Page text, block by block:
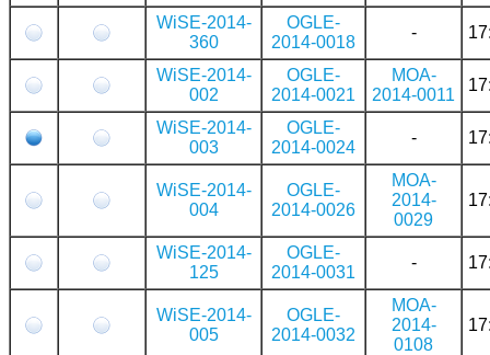
WiSE-2014-
360
OGLE-
2014-0018
-
WiSE-2014-
002
OGLE-
2014-0021
MOA-
2014-0011
WiSE-2014-
003
OGLE-
2014-0024
-
WiSE-2014-
004
OGLE-
2014-0026
MOA-
2014-
0029
WiSE-2014-
125
OGLE-
2014-0031
-
WiSE-2014-
005
OGLE-
2014-0032
MOA-
2014-
0108